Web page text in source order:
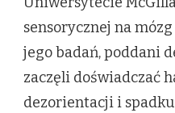
sensorycznej na
jego badań, poddani
zaczęli doświadczać
dezorientacji i